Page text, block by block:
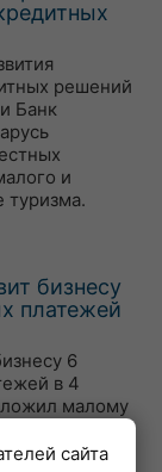
решений
Банк
и
туризма.
бизнесу
платежей
6
в 4
малому
сайта